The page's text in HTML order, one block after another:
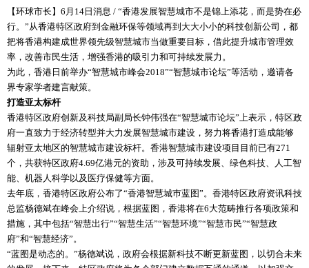
【环球市长】6月14日消息 / “香港发展智慧城市不是锦上添花，而是势在必
行。”从香港特区政府到金融环保等领域再到大大小小的科技创新公司，都
把将香港构建成世界领先级智慧城市当做重要目标，借此提升城市管理效
率，改善市民生活，增强香港的吸引力和可持续发展力。
为此，香港日前举办“智慧城市峰会2018”“智慧城市论坛”等活动，邀请各
界专家学者建言献策。
打造亚太标杆
香港特区政府创新及科技局副局长钟伟强在“智慧城市论坛”上表示，特区政
府一直致力于经济转型并大力发展智慧城市建设，努力将香港打造成能够
辐射亚太地区的智慧城市建设标杆。香港智慧城市建设项目目前已有271
个，共获特区政府4.69亿港元的资助，涉及可持续发展、绿色科技、人工智
能、机器人科学以及医疗保健等方面。
去年底，香港特区政府公布了“香港智慧城巿蓝图”。香港特区政府资讯科技
总监杨德斌在峰会上介绍说，根据蓝图，香港将在6大范畴推行各项政策和
措施，其中包括“智慧出行”“智慧生活”“智慧环境”“智慧市民”“智慧政
府”和“智慧经济”。
“蓝图是动态的。”杨德斌说，政府会根据新科技不断更新蓝图，以切合未来